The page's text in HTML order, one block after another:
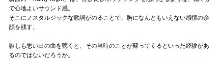
で心地よいサウンド感。
そこにノスタルジックな歌詞がのることで、胸になんともいえない感情の余
韻を残す。
誰しも思い出の曲を聴くと、その当時のことが蘇ってくるといった経験があ
るのではないだろうか。